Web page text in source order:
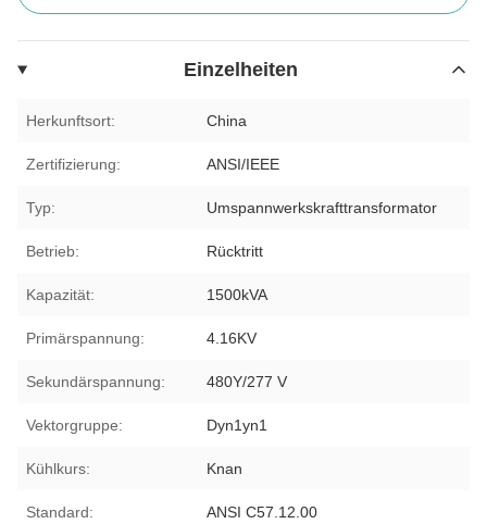
Einzelheiten
Herkunftsort: China
Zertifizierung: ANSI/IEEE
Typ: Umspannwerkskrafttransformator
Betrieb: Rücktritt
Kapazität: 1500kVA
Primärspannung: 4.16KV
Sekundärspannung: 480Y/277 V
Vektorgruppe: Dyn1yn1
Kühlkurs: Knan
Standard: ANSI C57.12.00